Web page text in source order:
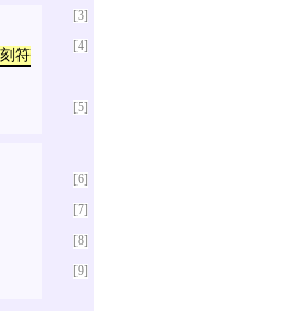
[3]
[4]
符
[5]
[6]
[7]
[8]
[9]